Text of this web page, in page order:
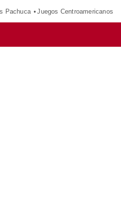
Pachuca Juegos Centroamericanos